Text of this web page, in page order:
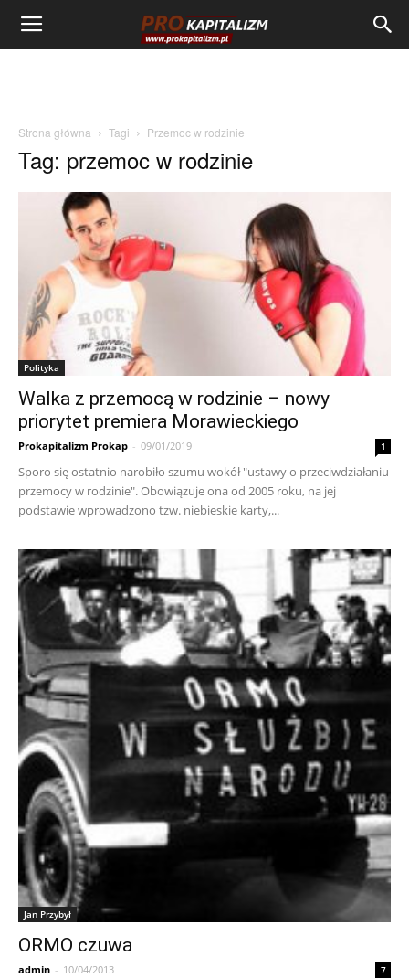
Strona główna Tagi Przemoc w rodzinie
Tag: przemoc w rodzinie
Polityka
Walka z przemocą w rodzinie – nowy
priorytet premiera Morawieckiego
Prokapitalizm Prokap - 09/01/2019 1
Sporo się ostatnio narobiło szumu wokół "ustawy o przeciwdziałaniu
przemocy w rodzinie". Obowiązuje ona od 2005 roku, na jej
podstawie wprowadzono tzw. niebieskie karty,...
Jan Przybył
ORMO czuwa
admin - 10/04/2013 7